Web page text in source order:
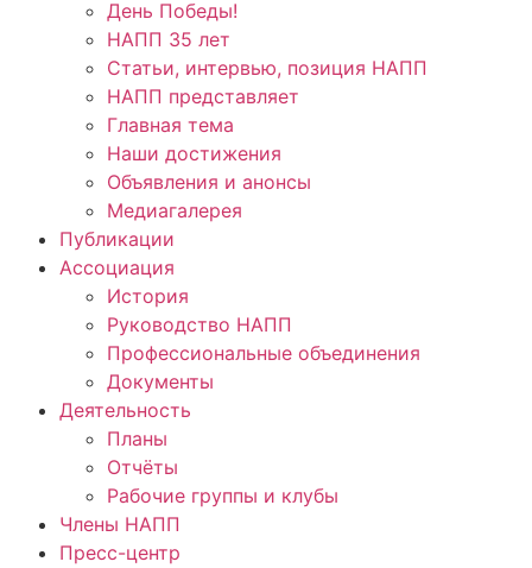
День Победы!
НАПП 35 лет
Статьи, интервью, позиция НАПП
НАПП представляет
Главная тема
Наши достижения
Объявления и анонсы
Медиагалерея
Публикации
Ассоциация
История
Руководство НАПП
Профессиональные объединения
Документы
Деятельность
Планы
Отчёты
Рабочие группы и клубы
Члены НАПП
Пресс-центр